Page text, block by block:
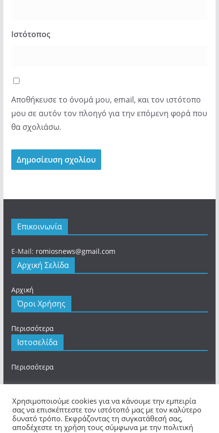
Ιστότοπος
Αποθήκευσε το όνομά μου, email, και τον ιστότοπο
μου σε αυτόν τον πλοηγό για την επόμενη φορά που
θα σχολιάσω.
Επικοινωνία
E-Mail: romiosnews@gmail.com
Αρχική Σελίδα
Αρχική
Όροι Χρήσης
Περισσότερα
Ιστοσελίδα
Περισσότερα
Πνευματικά Δικαιώματα © 2026romios.online. Τα
πνευματικά δικαιώματα προστατεύονται.
Χρησιμοποιούμε cookies για να κάνουμε την εμπειρία
σας να επισκέπτεστε τον ιστότοπό μας με τον καλύτερο
δυνατό τρόπο. Εκφράζοντας τη συγκατάθεσή σας,
αποδέχεστε τη χρήση τους σύμφωνα με την πολιτική